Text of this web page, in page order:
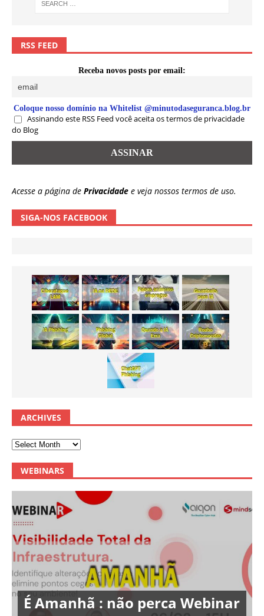
RSS FEED
Receba novos posts por email:
Coloque nosso domínio na Whitelist @minutodaseguranca.blog.br
Assinando este RSS Feed você aceita os termos de privacidade
do Blog
Acesse a página de Privacidade e veja nossos termos de uso.
SIGA-NOS FACEBOOK
ARCHIVES
WEBINARS
É Amanhã : não perca Webinar